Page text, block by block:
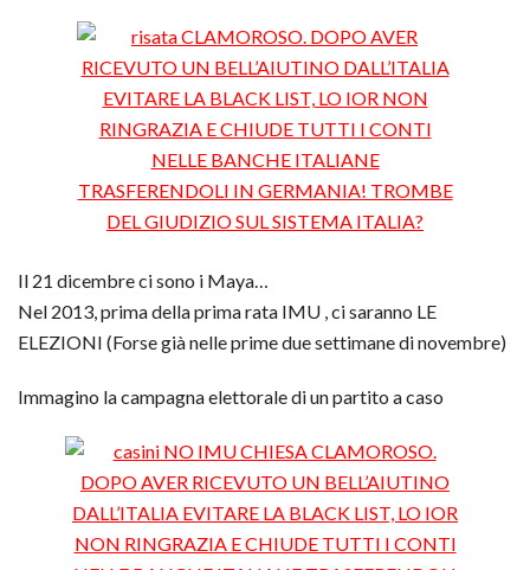
Il 21 dicembre ci sono i Maya…
Nel 2013, prima della prima rata IMU , ci saranno LE
ELEZIONI (Forse già nelle prime due settimane di novembre)
Immagino la campagna elettorale di un partito a caso